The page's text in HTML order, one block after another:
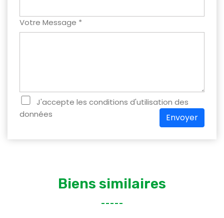
Votre Message *
J'accepte les conditions d'utilisation des
données
Envoyer
Biens similaires